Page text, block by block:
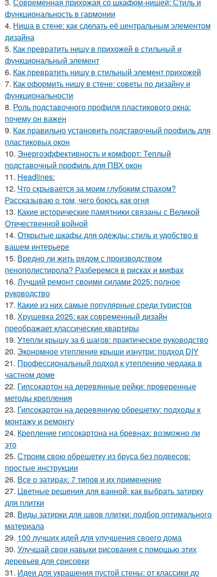
функциональность в гармонии
4. Ниша в стене: как сделать её центральным элементом
дизайна
5. Как превратить нишу в прихожей в стильный и
функциональный элемент
6. Как превратить нишу в стильный элемент прихожей
7. Как оформить нишу в стене: советы по дизайну и
функциональности
8. Роль подставочного профиля пластикового окна:
почему он важен
9. Как правильно установить подставочный профиль для
пластиковых окон
10. Энергоэффективность и комфорт: Теплый
подставочный профиль для ПВХ окон
11. Headlines:
12. Что скрывается за моим глубоким страхом?
Рассказываю о том, чего боюсь как огня
13. Какие исторические памятники связаны с Великой
Отечественной войной
14. Открытые шкафы для одежды: стиль и удобство в
вашем интерьере
15. Вредно ли жить рядом с производством
пенополистирола? Разберемся в рисках и мифах
16. Лучший ремонт своими силами 2025: полное
руководство
17. Какие из них самые популярные среди туристов
18. Хрущевка 2025: как современный дизайн
преображает классические квартиры
19. Утепли крышу за 6 шагов: практическое руководство
20. Экономное утепление крыши изнутри: подход DIY
21. Профессиональный подход к утеплению чердака в
частном доме
22. Гипсокартон на деревянные рейки: проверенные
методы крепления
23. Гипсокартон на деревянную обрешетку: подходы к
монтажу и ремонту
24. Крепление гипсокартона на бревнах: возможно ли
это
25. Строим свою обрешетку из бруса без подвесов:
простые инструкции
26. Все о затирах: 7 типов и их применение
27. Цветные решения для ванной: как выбрать затирку
для плитки
28. Виды затирки для швов плитки: подбор оптимального
материала
29. 100 лучших идей для улучшения своего дома
30. Улучшай свои навыки рисования с помощью этих
деревьев для срисовки
31. Идеи для украшения пустой стены: от классики до